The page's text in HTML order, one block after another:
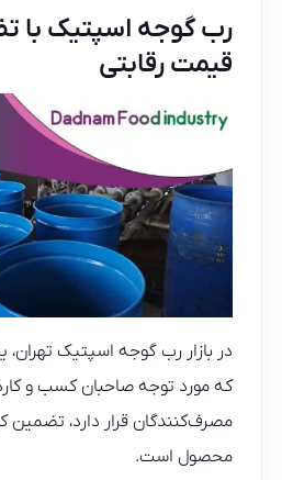
رب گوجه اسپتیک با
قیمت رقابتی
در بازار رب گوجه اسپتیک تهران،
که مورد توجه صاحبان کسب و
مصرف‌کنندگان قرار دارد، تضمین
محصول است.